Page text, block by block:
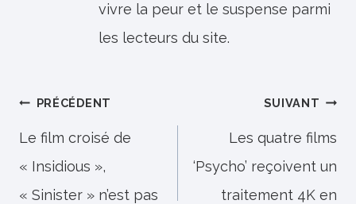
vivre la peur et le suspense parmi
les lecteurs du site.
Navigation
de
l’article
PRÉCÉDENT
Le film croisé de
« Insidious »,
« Sinister » n’est pas
SUIVANT
Les quatre films
‘Psycho’ reçoivent un
traitement 4K en